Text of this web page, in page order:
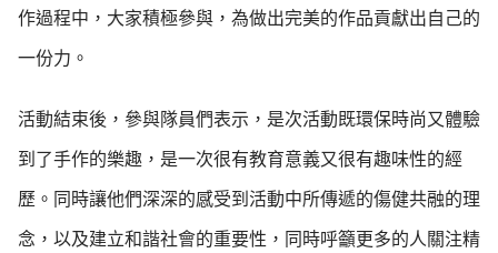
作過程中，大家積極參與，為做出完美的作品貢獻出自己的
一份力。
活動結束後，參與隊員們表示，是次活動既環保時尚又體驗
到了手作的樂趣，是一次很有教育意義又很有趣味性的經
歷。同時讓他們深深的感受到活動中所傳遞的傷健共融的理
念，以及建立和諧社會的重要性，同時呼籲更多的人關注精